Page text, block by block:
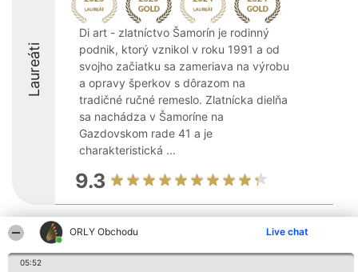
ORLY Obchodu Live chat
05:52
Laureáti
Di art - zlatníctvo Šamorín je rodinný
podnik, ktorý vznikol v roku 1991 a od
svojho začiatku sa zameriava na výrobu
a opravy šperkov s dôrazom na
tradičné ručné remeslo. Zlatnícka dielňa
sa nachádza v Šamoríne na
Gazdovskom rade 41 a je
charakteristická ...
9.3
Organizátor hodnotenia
o. sp. k.
Kontakt